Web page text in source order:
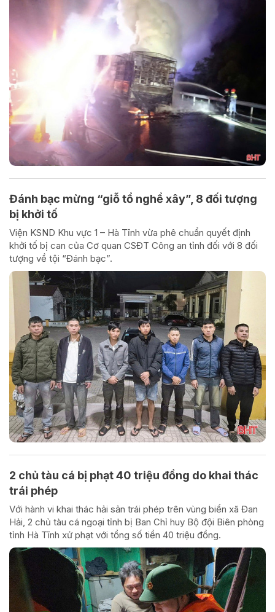
Đánh bạc mừng “giỗ tổ nghề xây”, 8 đối tượng
bị khởi tố
Viện KSND Khu vực 1 – Hà Tĩnh vừa phê chuẩn quyết định
khởi tố bị can của Cơ quan CSĐT Công an tỉnh đối với 8 đối
tượng về tội “Đánh bạc”.
2 chủ tàu cá bị phạt 40 triệu đồng do khai thác
trái phép
Với hành vi khai thác hải sản trái phép trên vùng biển xã Đan
Hải, 2 chủ tàu cá ngoại tỉnh bị Ban Chỉ huy Bộ đội Biên phòng
tỉnh Hà Tĩnh xử phạt với tổng số tiền 40 triệu đồng.